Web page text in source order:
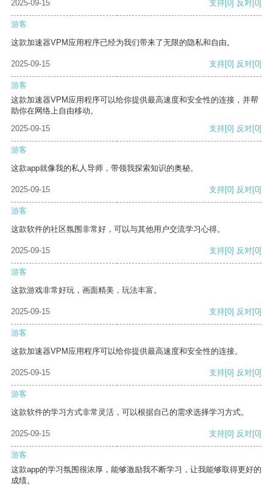
2025-09-15 支持 [0] 反对 [0]
游客
这款加速器VPM应用程序已经为我们带来了无限的隐私和自由。
2025-09-15 支持[0] 反对[0]
游客
这款加速器VPM应用程序可以给你提供最高速度和安全性的连接，并帮
助你在网络上自由移动。
2025-09-15
支持[0] 反对[0]
游客
这款app就像我的私人导师，带领我探索知识的奥秘。
2025-09-15 支持[0] 反对[0]
游客
这款软件的社区氛围非常好，可以与其他用户交流学习心得。
2025-09-15 支持[0] 反对[0]
游客
这款游戏非常好玩，画面精美，玩法丰富。
2025-09-15 支持[0] 反对[0]
游客
这款加速器VPM应用程序可以给你提供最高速度和安全性的连接。
2025-09-15 支持[0] 反对[0]
游客
这款软件的学习方式非常灵活，可以根据自己的需求选择学习方式。
2025-09-15 支持[0] 反对[0]
游客
这款app的学习氛围很浓厚，能够激励我不断学习，让我能够取得更好的
成绩。